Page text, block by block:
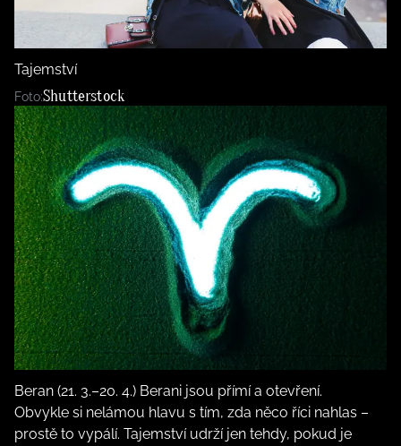
Rady a tipy
Tajemství
Foto:Shutterstock
Beran (21. 3.–20. 4.) Berani jsou přímí a otevření.
Obvykle si nelámou hlavu s tím, zda něco říci nahlas –
prostě to vypálí. Tajemství udrží jen tehdy, pokud je